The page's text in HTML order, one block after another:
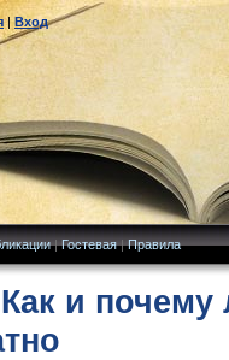
|Вход
|Гостевая|Правила
и почему